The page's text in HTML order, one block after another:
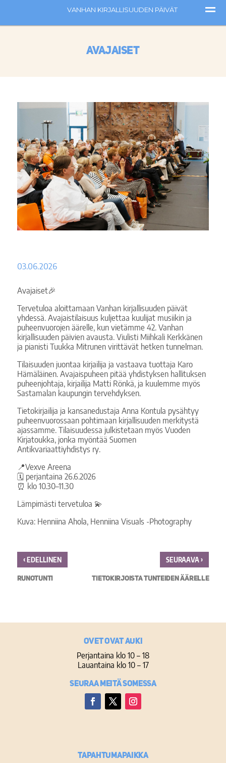
Avajaiset
03.06.2026
Avajaiset🎉
Tervetuloa aloittamaan Vanhan kirjallisuuden päivät
yhdessä. Avajaistilaisuus kuljettaa kuulijat musiikin ja
puheenvuorojen äärelle, kun vietämme 42. Vanhan
kirjallisuuden päivien avausta. Viulisti Miihkali Kerkkänen
ja pianisti Tuukka Mitrunen virittävät hetken tunnelman.
Tilaisuuden juontaa kirjailija ja vastaava tuottaja Karo
Hämäläinen. Avajaispuheen pitää yhdistyksen hallituksen
puheenjohtaja, kirjailija Matti Rönkä, ja kuulemme myös
Sastamalan kaupungin tervehdyksen.
Tietokirjailija ja kansanedustaja Anna Kontula pysähtyy
puheenvuorossaan pohtimaan kirjallisuuden merkitystä
ajassamme. Tilaisuudessa julkistetaan myös Vuoden
Kirjatoukka, jonka myöntää Suomen
Antikvariaattiyhdistys ry.
📍Vexve Areena
🗓️ perjantaina 26.6.2026
⏰ klo 10.30–11.30
Lämpimästi tervetuloa 💫
Kuva: Henniina Ahola, Henniina Visuals -Photography
‹EDELLINEN
RUNOTUNTI
SEURAAVA›
TIETOKIRJOISTA TUNTEIDEN ÄÄRELLE
Ovet ovat auki
Perjantaina klo 10 – 18
Lauantaina klo 10 – 17
Seuraa meitä somessa
TAPAHTUMAPAIKKA